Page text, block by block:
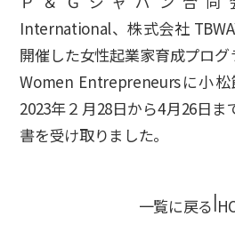
International、株式会社
開催した女性起業家育成プロ
Women Entrepreneursに小松
2023年２月28日から4月26日
書を受け取りました。
一覧に戻る|